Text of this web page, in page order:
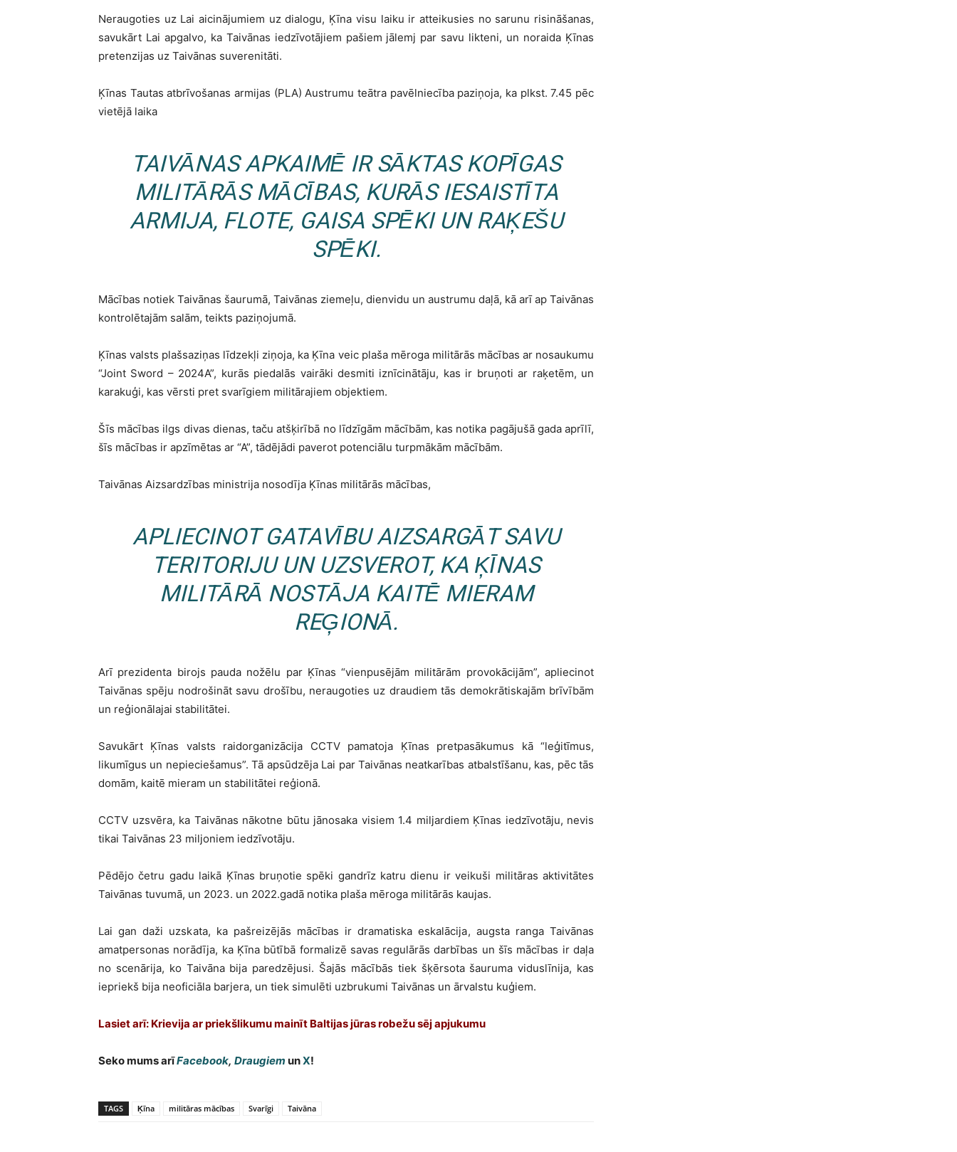
Neraugoties uz Lai aicinājumiem uz dialogu, Ķīna visu laiku ir atteikusies no sarunu risināšanas,
savukārt Lai apgalvo, ka Taivānas iedzīvotājiem pašiem jālemj par savu likteni, un noraida Ķīnas
pretenzijas uz Taivānas suverenitāti.
Ķīnas Tautas atbrīvošanas armijas (PLA) Austrumu teātra pavēlniecība paziņoja, ka plkst. 7.45 pēc
vietējā laika
TAIVĀNAS APKAIMĒ IR SĀKTAS KOPĪGAS
MILITĀRĀS MĀCĪBAS, KURĀS IESAISTĪTA
ARMIJA, FLOTE, GAISA SPĒKI UN RAĶEŠU
SPĒKI.
Mācības notiek Taivānas šaurumā, Taivānas ziemeļu, dienvidu un austrumu daļā, kā arī ap Taivānas
kontrolētajām salām, teikts paziņojumā.
Ķīnas valsts plašsaziņas līdzekļi ziņoja, ka Ķīna veic plaša mēroga militārās mācības ar nosaukumu
“Joint Sword – 2024A”, kurās piedalās vairāki desmiti iznīcinātāju, kas ir bruņoti ar raķetēm, un
karakuģi, kas vērsti pret svarīgiem militārajiem objektiem.
Šīs mācības ilgs divas dienas, taču atšķirībā no līdzīgām mācībām, kas notika pagājušā gada aprīlī,
šīs mācības ir apzīmētas ar “A”, tādējādi paverot potenciālu turpmākām mācībām.
Taivānas Aizsardzības ministrija nosodīja Ķīnas militārās mācības,
APLIECINOT GATAVĪBU AIZSARGĀT SAVU
TERITORIJU UN UZSVEROT, KA ĶĪNAS
MILITĀRĀ NOSTĀJA KAITĒ MIERAM
REĢIONĀ.
Arī prezidenta birojs pauda nožēlu par Ķīnas “vienpusējām militārām provokācijām”, apliecinot
Taivānas spēju nodrošināt savu drošību, neraugoties uz draudiem tās demokrātiskajām brīvībām
un reģionālajai stabilitātei.
Savukārt Ķīnas valsts raidorganizācija CCTV pamatoja Ķīnas pretpasākumus kā “leģitīmus,
likumīgus un nepieciešamus”. Tā apsūdzēja Lai par Taivānas neatkarības atbalstīšanu, kas, pēc tās
domām, kaitē mieram un stabilitātei reģionā.
CCTV uzsvēra, ka Taivānas nākotne būtu jānosaka visiem 1.4 miljardiem Ķīnas iedzīvotāju, nevis
tikai Taivānas 23 miljoniem iedzīvotāju.
Pēdējo četru gadu laikā Ķīnas bruņotie spēki gandrīz katru dienu ir veikuši militāras aktivitātes
Taivānas tuvumā, un 2023. un 2022.gadā notika plaša mēroga militārās kaujas.
Lai gan daži uzskata, ka pašreizējās mācības ir dramatiska eskalācija, augsta ranga Taivānas
amatpersonas norādīja, ka Ķīna būtībā formalizē savas regulārās darbības un šīs mācības ir daļa
no scenārija, ko Taivāna bija paredzējusi. Šajās mācībās tiek šķērsota šauruma viduslīnija, kas
iepriekš bija neoficiāla barjera, un tiek simulēti uzbrukumi Taivānas un ārvalstu kuģiem.
Lasiet arī: Krievija ar priekšlikumu mainīt Baltijas jūras robežu sēj apjukumu
Seko mums arīFacebook, Draugiem unX!
TAGS Ķīna militāras mācības Svarīgi Taivāna